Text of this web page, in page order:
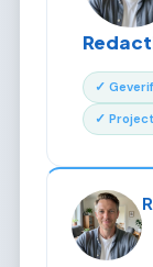
✓
✓